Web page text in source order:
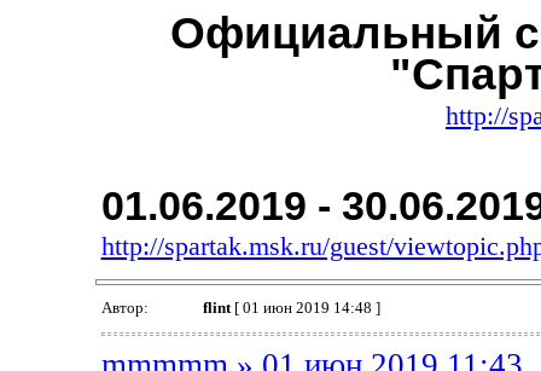
Официальный
http://
01.06.2019 -
http://spartak.msk.ru/guest/
Автор: flint[ 01 июн 2019 14:48 ]